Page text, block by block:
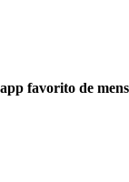
favorito de